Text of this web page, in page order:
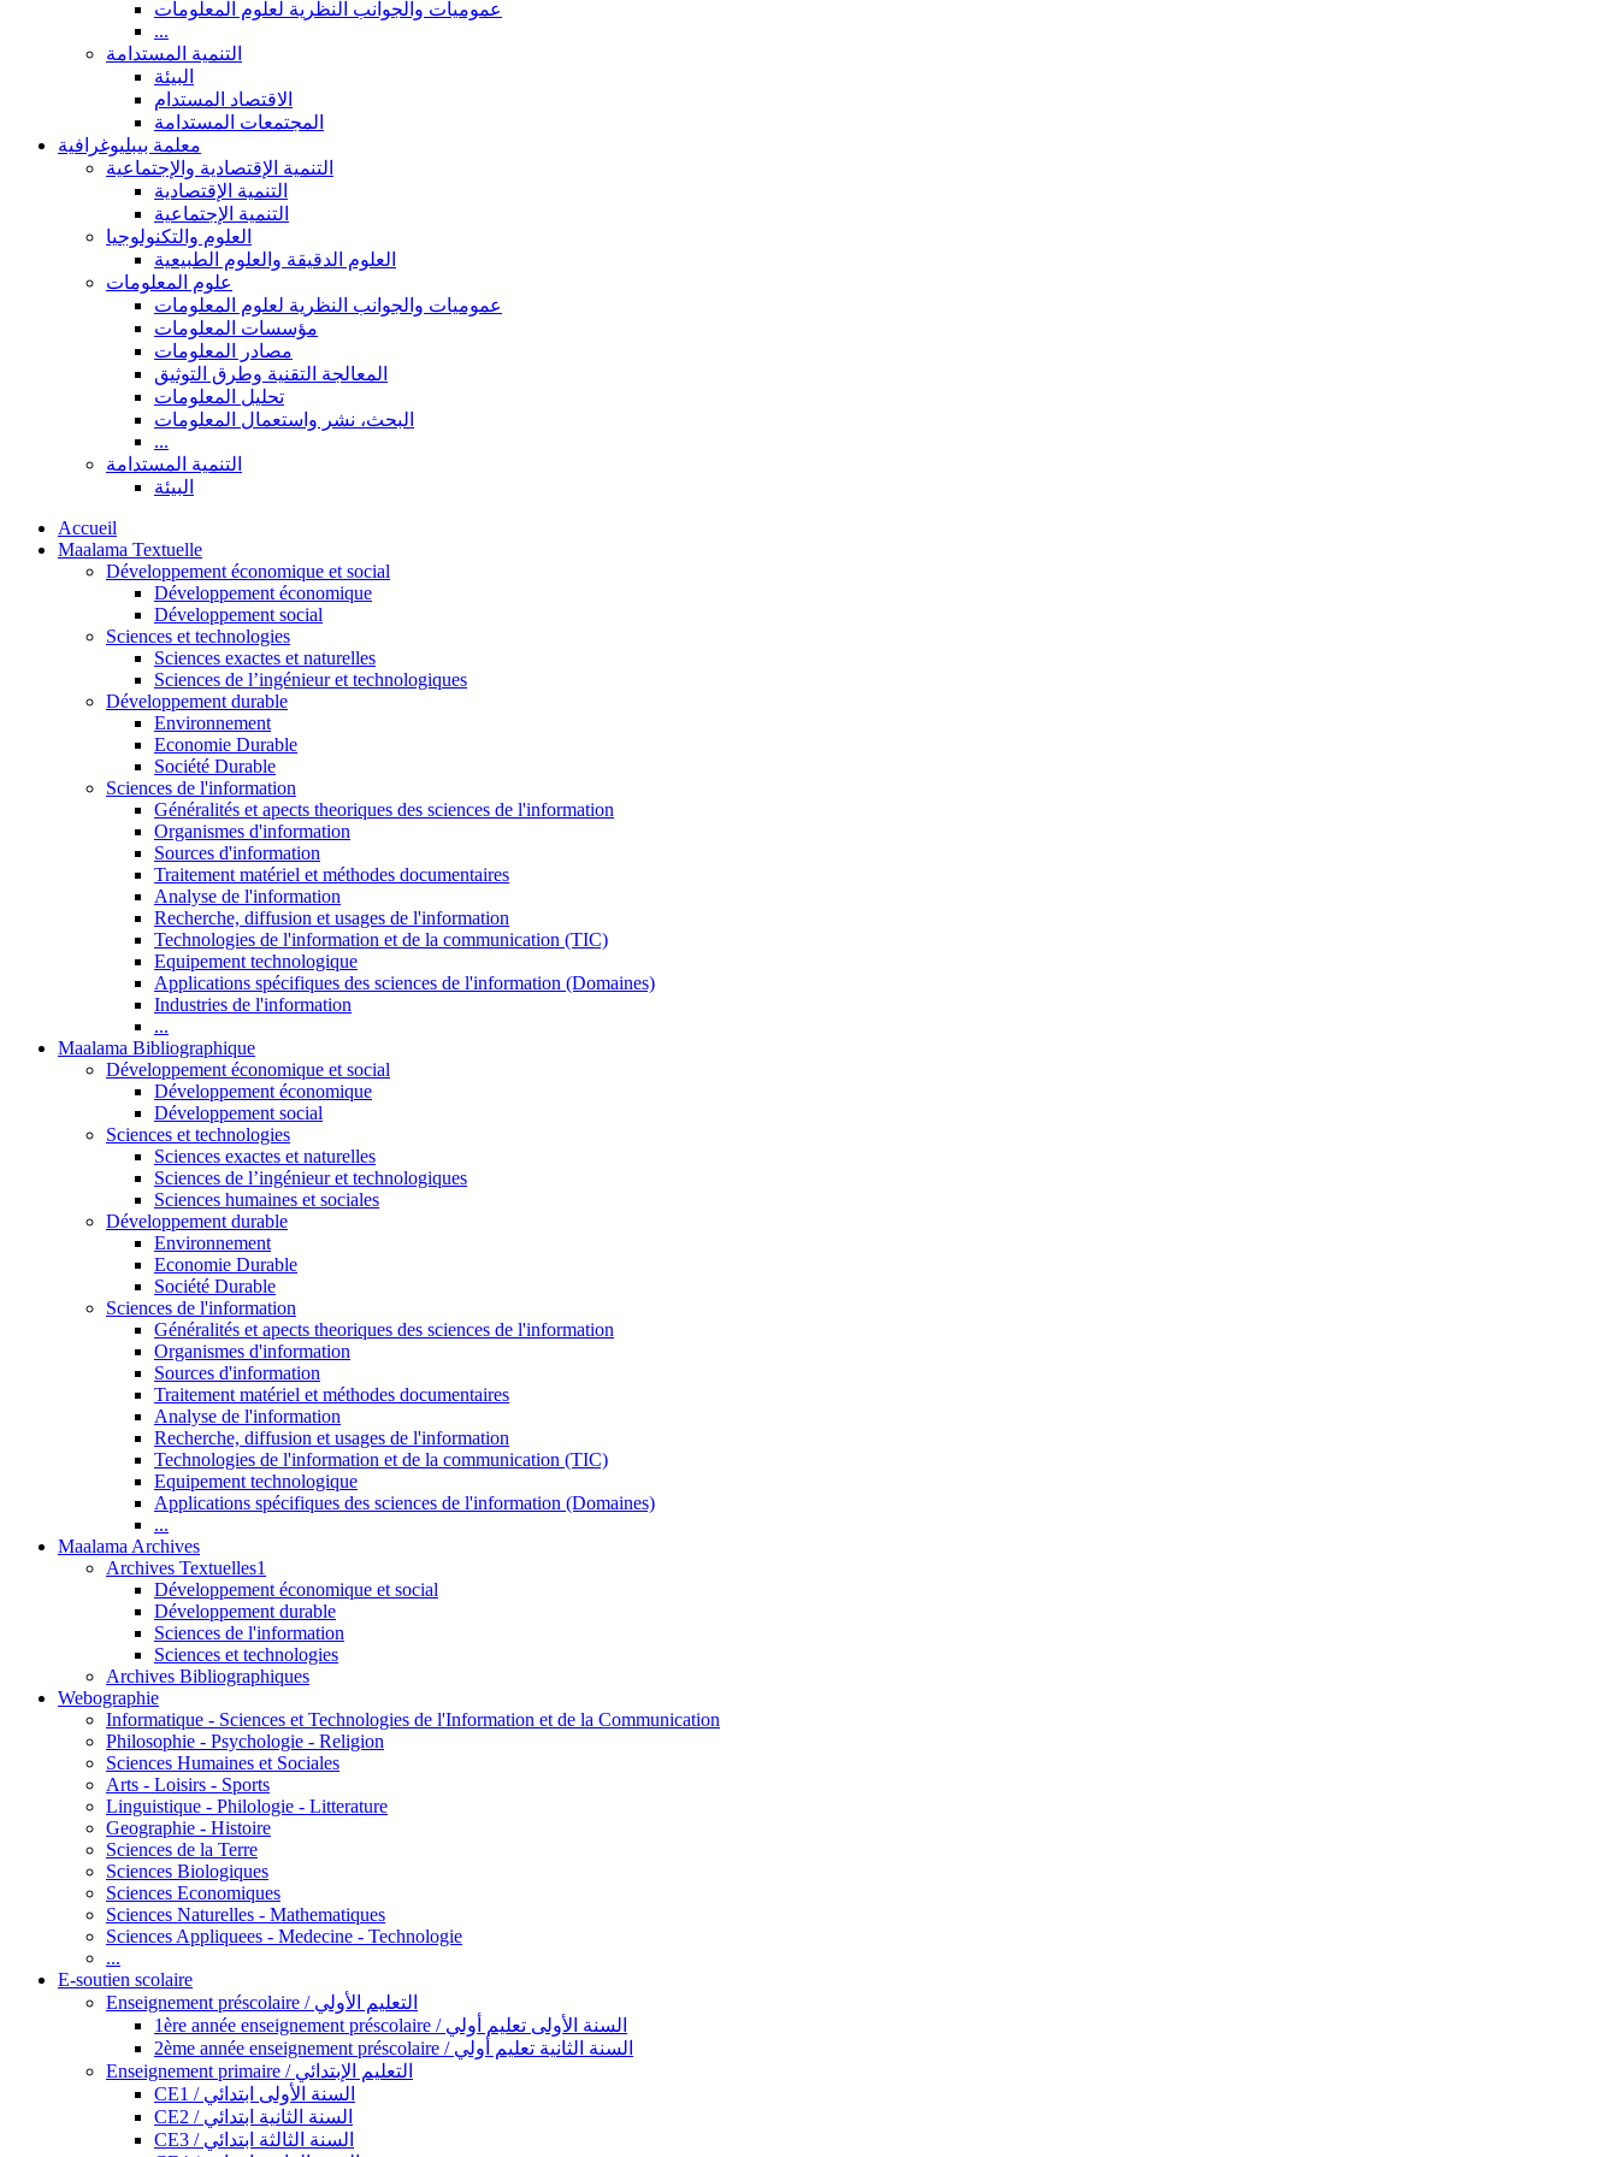
عموميات والجوانب النظرية لعلوم المعلومات
...
التنمية المستدامة
البيئة
الاقتصاد المستدام
المجتمعات المستدامة
معلمة بيبليوغرافية
التنمية الإقتصادية والإجتماعية
التنمية الإقتصادية
التنمية الإجتماعية
العلوم والتكنولوجيا
العلوم الدقيقة والعلوم الطبيعية
علوم المعلومات
عموميات والجوانب النظرية لعلوم المعلومات
مؤسسات المعلومات
مصادر المعلومات
المعالجة التقنية وطرق التوثيق
تحليل المعلومات
البحث، نشر واستعمال المعلومات
...
التنمية المستدامة
البيئة
Accueil
Maalama Textuelle
Développement économique et social
Développement économique
Développement social
Sciences et technologies
Sciences exactes et naturelles
Sciences de l’ingénieur et technologiques
Développement durable
Environnement
Economie Durable
Société Durable
Sciences de l'information
Généralités et apects theoriques des sciences de l'information
Organismes d'information
Sources d'information
Traitement matériel et méthodes documentaires
Analyse de l'information
Recherche, diffusion et usages de l'information
Technologies de l'information et de la communication (TIC)
Equipement technologique
Applications spécifiques des sciences de l'information (Domaines)
Industries de l'information
...
Maalama Bibliographique
Développement économique et social
Développement économique
Développement social
Sciences et technologies
Sciences exactes et naturelles
Sciences de l’ingénieur et technologiques
Sciences humaines et sociales
Développement durable
Environnement
Economie Durable
Société Durable
Sciences de l'information
Généralités et apects theoriques des sciences de l'information
Organismes d'information
Sources d'information
Traitement matériel et méthodes documentaires
Analyse de l'information
Recherche, diffusion et usages de l'information
Technologies de l'information et de la communication (TIC)
Equipement technologique
Applications spécifiques des sciences de l'information (Domaines)
...
Maalama Archives
Archives Textuelles1
Développement économique et social
Développement durable
Sciences de l'information
Sciences et technologies
Archives Bibliographiques
Webographie
Informatique - Sciences et Technologies de l'Information et de la Communication
Philosophie - Psychologie - Religion
Sciences Humaines et Sociales
Arts - Loisirs - Sports
Linguistique - Philologie - Litterature
Geographie - Histoire
Sciences de la Terre
Sciences Biologiques
Sciences Economiques
Sciences Naturelles - Mathematiques
Sciences Appliquees - Medecine - Technologie
...
E-soutien scolaire
Enseignement préscolaire / التعليم الأولي
1ère année enseignement préscolaire / السنة الأولى تعليم أولي
2ème année enseignement préscolaire / السنة الثانية تعليم أولي
Enseignement primaire / التعليم الإبتدائي
CE1 / السنة الأولى ابتدائي
CE2 / السنة الثانية ابتدائي
CE3 / السنة الثالثة ابتدائي